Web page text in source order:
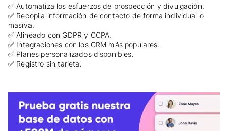
✅ Automatiza los esfuerzos de prospección y divulgación.
✅ Recopila información de contacto de forma individual o
masiva.
✅ Alineado con GDPR y CCPA.
✅ Integraciones con los CRM más populares.
✅ Planes personalizados disponibles.
✅ Registro sin tarjeta.